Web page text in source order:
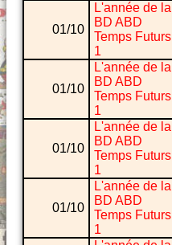
01/10
L'année de la
BD ABD
Temps Futurs
1
01/10
L'année de la
BD ABD
Temps Futurs
1
01/10
L'année de la
BD ABD
Temps Futurs
1
01/10
L'année de la
BD ABD
Temps Futurs
1